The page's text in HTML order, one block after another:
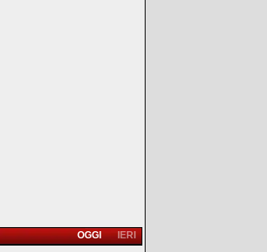
IERI
OGGI